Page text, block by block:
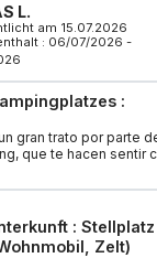
L.
am 15.07.2026
: 06/07/2026 -
:
gran trato por parte
que te hacen sentir
:
Zelt)